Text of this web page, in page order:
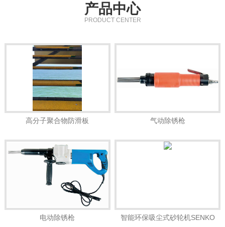
产品中心
PRODUCT CENTER
高分子聚合物防滑板 气动除锈枪
电动除锈枪
智能环保吸尘式砂轮机SENKO